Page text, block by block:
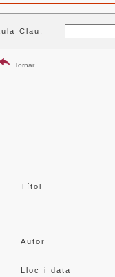
Clau:
Tornar
Títol
Autor
Lloc i data